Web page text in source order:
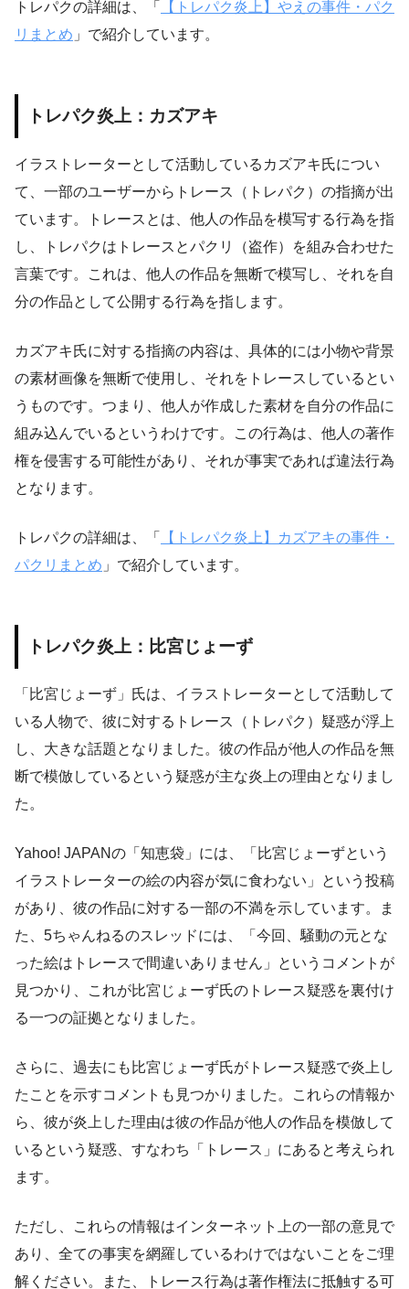
トレパクの詳細は、「
【トレパク炎上】やえの事件・パク
リまとめ 」で紹介しています。
トレパク炎上：カズアキ
イラストレーターとして活動しているカズアキ氏につい
て、一部のユーザーからトレース（トレパク）の指摘が出
ています。トレースとは、他人の作品を模写する行為を指
し、トレパクはトレースとパクリ（盗作）を組み合わせた
言葉です。これは、他人の作品を無断で模写し、それを自
分の作品として公開する行為を指します。
カズアキ氏に対する指摘の内容は、具体的には小物や背景
の素材画像を無断で使用し、それをトレースしているとい
うものです。つまり、他人が作成した素材を自分の作品に
組み込んでいるというわけです。この行為は、他人の著作
権を侵害する可能性があり、それが事実であれば違法行為
となります。
トレパクの詳細は、「
【トレパク炎上】カズアキの事件・
パクリまとめ 」で紹介しています。
トレパク炎上：比宮じょーず
「比宮じょーず」氏は、イラストレーターとして活動して
いる人物で、彼に対するトレース（トレパク）疑惑が浮上
し、大きな話題となりました。彼の作品が他人の作品を無
断で模倣しているという疑惑が主な炎上の理由となりまし
た。
Yahoo! JAPANの「知恵袋」には、「比宮じょーずという
イラストレーターの絵の内容が気に食わない」という投稿
があり、彼の作品に対する一部の不満を示しています。ま
た、5ちゃんねるのスレッドには、「今回、騒動の元とな
った絵はトレースで間違いありません」というコメントが
見つかり、これが比宮じょーず氏のトレース疑惑を裏付け
る一つの証拠となりました。
さらに、過去にも比宮じょーず氏がトレース疑惑で炎上し
たことを示すコメントも見つかりました。これらの情報か
ら、彼が炎上した理由は彼の作品が他人の作品を模倣して
いるという疑惑、すなわち「トレース」にあると考えられ
ます。
ただし、これらの情報はインターネット上の一部の意見で
あり、全ての事実を網羅しているわけではないことをご理
解ください。また、トレース行為は著作権法に抵触する可